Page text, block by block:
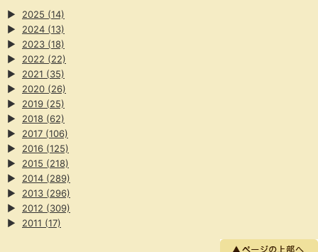
▶ 2025 (14)
▶
2024 (13)
▶
2023 (18)
▶
2022 (22)
▶
2021 (35)
▶
2020 (26)
▶
2019 (25)
▶
2018 (62)
▶
2017 (106)
▶
2016 (125)
▶
2015 (218)
▶
2014 (289)
▶
2013 (296)
▶
2012 (309)
▶
2011 (17)